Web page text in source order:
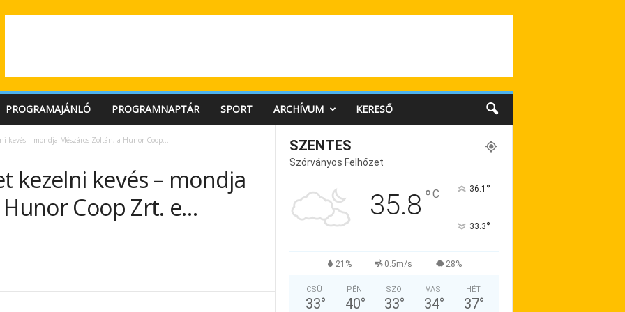
PROGRAMAJÁNLÓ PROGRAMNAPTÁR SPORT ARCHÍVUM KERESŐ
kevés – mondja Mészáros Zoltán, a Hunor Coop...
kezelni kevés – mondja
Coop Zrt. e…
SZENTES
Szórványos Felhőzet
35.8 °C 36.1 °
33.3°
21% 0.5m/s 28%
CSÜ
33°
PÉN
40°
SZO
33°
VAS
34°
HÉT
37°